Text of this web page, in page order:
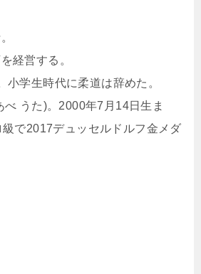
経営する。
小学生時代に柔道は辞めた。
うた)。 2000年7月14日生ま
で2017デュッセルドルフ金メダ